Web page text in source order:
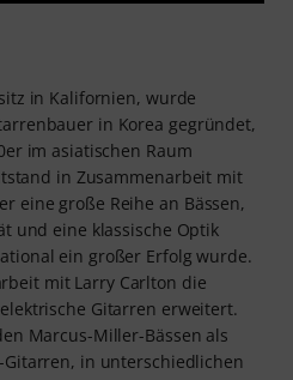
in Kalifornien, wurde
in Korea gegründet,
im asiatischen Raum
in Zusammenarbeit mit
eine große Reihe an Bässen,
und eine klassische Optik
ein großer Erfolg wurde.
mit Larry Carlton die
Gitarren erweitert.
Marcus-Miller-Bässen als
in unterschiedlichen